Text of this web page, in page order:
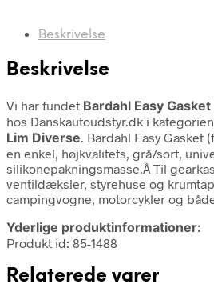
Beskrivelse
Beskrivelse
Vi har fundet Bardahl Easy
hos Danskautoudstyr.dk i kategorien
Lim Diverse. Bardahl Easy Gasket
en enkel, højkvalitets, grå/sort,
silikonepakningsmasse.Â Til
ventildæksler, styrehuse og
campingvogne, motorcykler og
Yderlige produktinformationer:
Produkt id: 85-1488
Relaterede varer